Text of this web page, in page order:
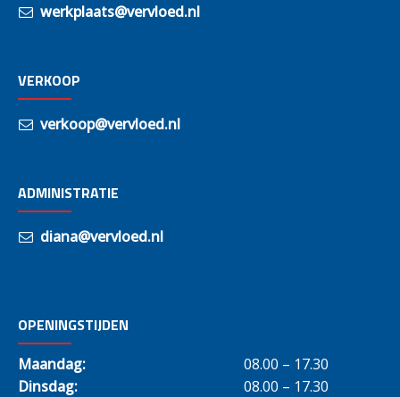
werkplaats@vervloed.nl
VERKOOP
verkoop@vervloed.nl
ADMINISTRATIE
diana@vervloed.nl
OPENINGSTIJDEN
Maandag:
08.00 – 17.30
Dinsdag:
08.00 – 17.30